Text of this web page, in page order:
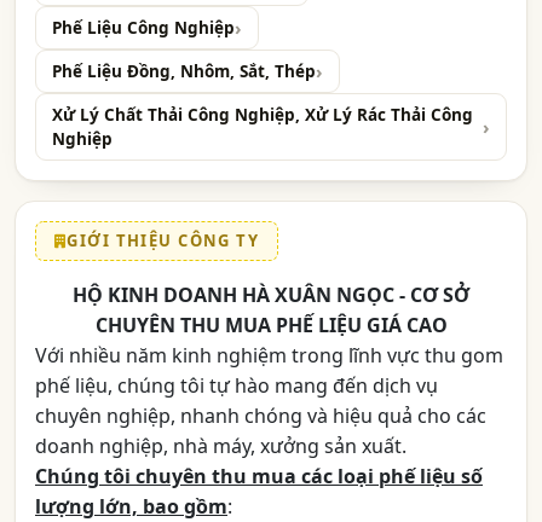
Phế Liệu Công Nghiệp
Phế Liệu Đồng, Nhôm, Sắt, Thép
Xử Lý Chất Thải Công Nghiệp, Xử Lý Rác Thải Công
Nghiệp
GIỚI THIỆU CÔNG TY
HỘ KINH DOANH HÀ XUÂN NGỌC - CƠ SỞ
CHUYÊN THU MUA PHẾ LIỆU GIÁ CAO
Với nhiều năm kinh nghiệm trong lĩnh vực thu gom
phế liệu, chúng tôi tự hào mang đến dịch vụ
chuyên nghiệp, nhanh chóng và hiệu quả cho các
doanh nghiệp, nhà máy, xưởng sản xuất.
Chúng tôi chuyên thu mua các loại phế liệu số
lượng lớn, bao gồm: